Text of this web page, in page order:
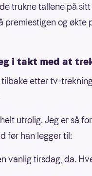
trukne tallene på
premiestigen og økte
i takt med at
tilbake etter tv-
utrolig. Jeg er så
før han legger til:
vanlig tirsdag, da.